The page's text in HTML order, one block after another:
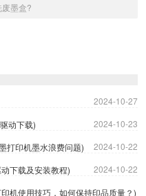
墨盒?
2024-10-27
动下载)
2024-10-23
打印机墨水浪费问题)
2024-10-22
下载及安装教程)
2024-10-22
机使用技巧，如何保持印品质量？)